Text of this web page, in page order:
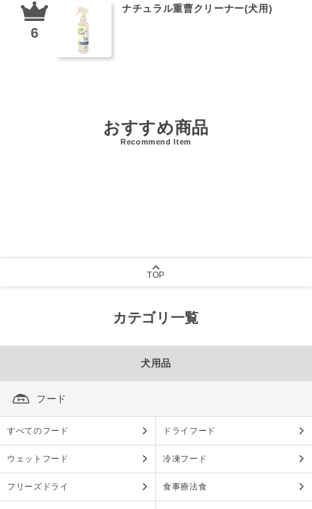
ナチュラル重曹クリーナー(犬用)
おすすめ商品
Recommend Item
TOP
カテゴリ一覧
犬用品
フード
すべてのフード ドライフード
ウェットフード 冷凍フード
フリーズドライ 食事療法食